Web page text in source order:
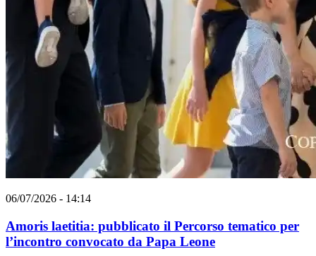
06/07/2026 - 14:14
Amoris laetitia: pubblicato il Percorso tematico per
l’incontro convocato da Papa Leone